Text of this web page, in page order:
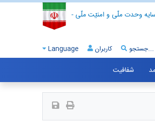
وحدت ملّی و امنیّت ملّی -
Language کاربران جستجو...
شفافیت